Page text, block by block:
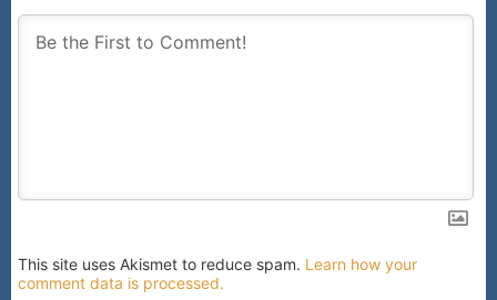
This site uses Akismet to reduce spam. Learn how your
comment data is processed.